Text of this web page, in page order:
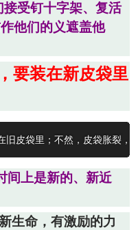
受钉十字架、复活
他们的义遮盖他
要装在新皮袋里
旧皮袋里；不然，皮袋胀裂，
间上是新的、新近
生命，有激励的力